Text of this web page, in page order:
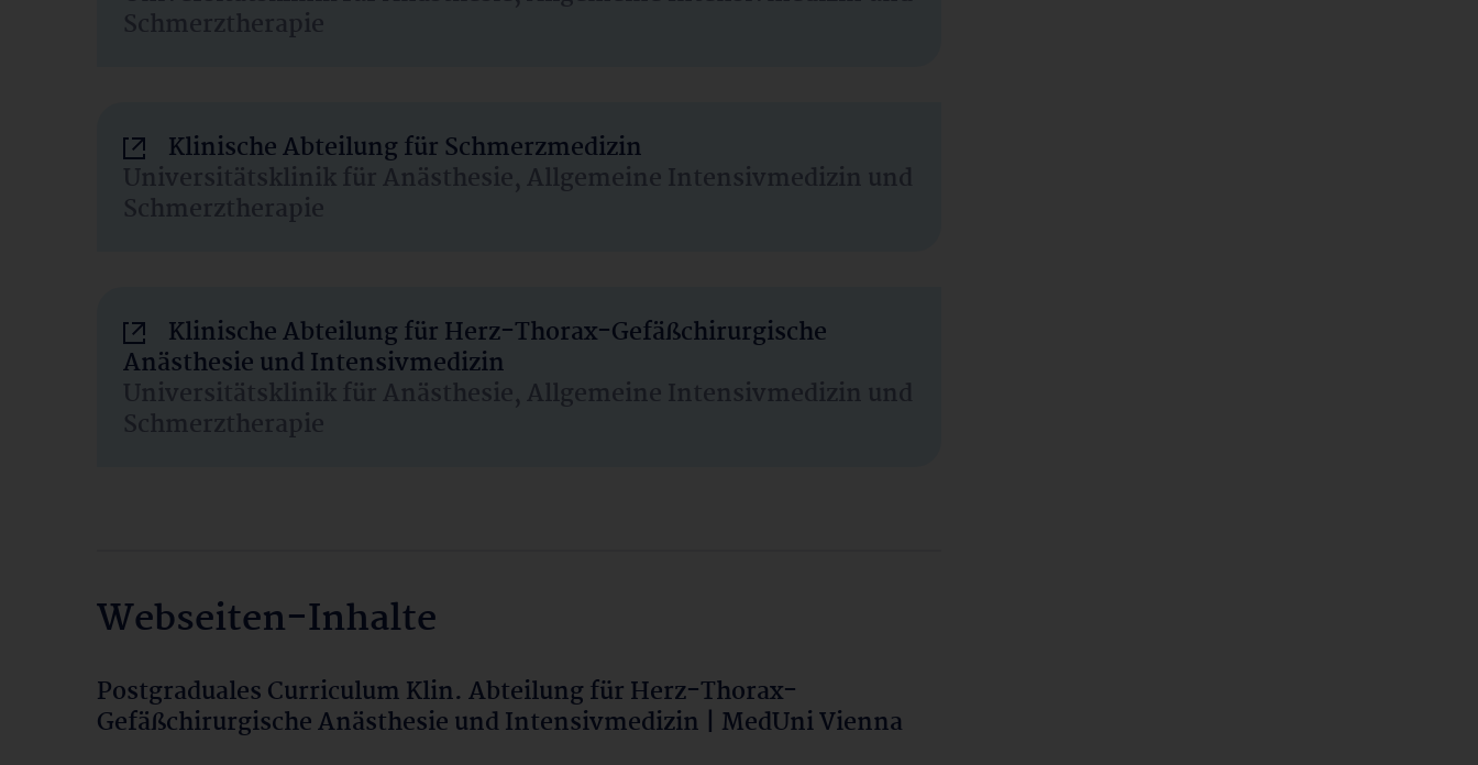
Schmerztherapie
Klinische Abteilung für Schmerzmedizin
Universitätsklinik für Anästhesie, Allgemeine Intensivmedizin und
Schmerztherapie
Klinische Abteilung für Herz-Thorax-Gefäßchirurgische
Anästhesie und Intensivmedizin
Universitätsklinik für Anästhesie, Allgemeine Intensivmedizin und
Schmerztherapie
Webseiten-Inhalte
Postgraduales Curriculum Klin. Abteilung für Herz-Thorax-
Gefäßchirurgische Anästhesie und Intensivmedizin | MedUni Vienna